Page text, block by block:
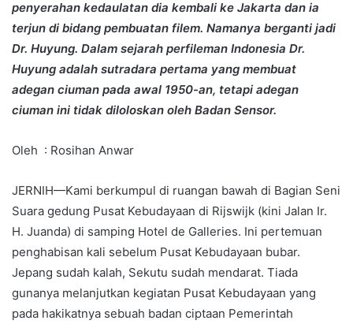
penyerahan kedaulatan dia kembali ke Jakarta dan ia
terjun di bidang pembuatan filem. Namanya berganti jadi
Dr. Huyung. Dalam sejarah perfileman Indonesia Dr.
Huyung adalah sutradara pertama yang membuat
adegan ciuman pada awal 1950-an, tetapi adegan
ciuman ini tidak diloloskan oleh Badan Sensor.
Oleh : Rosihan Anwar
JERNIH—Kami berkumpul di ruangan bawah di Bagian Seni
Suara gedung Pusat Kebudayaan di Rijswijk (kini Jalan Ir.
H. Juanda) di samping Hotel de Galleries. Ini pertemuan
penghabisan kali sebelum Pusat Kebudayaan bubar.
Jepang sudah kalah, Sekutu sudah mendarat. Tiada
gunanya melanjutkan kegiatan Pusat Kebudayaan yang
pada hakikatnya sebuah badan ciptaan Pemerintah